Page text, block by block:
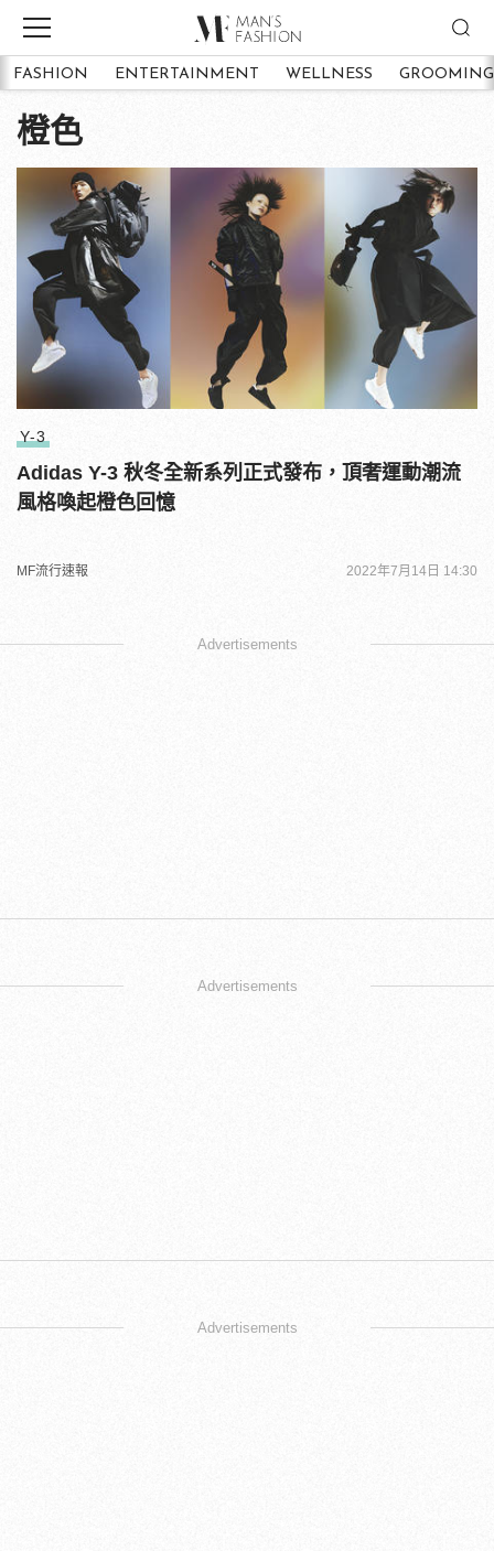
FASHION ENTERTAINMENT WELLNESS GROOMING
橙色
Y-3
Adidas Y-3 秋冬全新系列正式發布，頂奢運動潮流
風格喚起橙色回憶
MF流行速報 2022年7月14日 14:30
Advertisements
Advertisements
Advertisements